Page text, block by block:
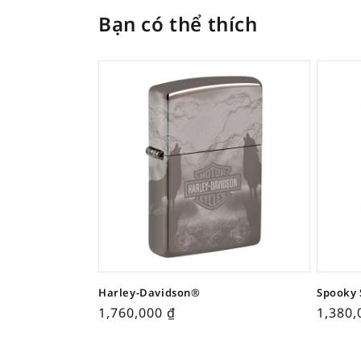
Bạn có thể thích
Harley-Davidson®
1,760,000 ₫
Spooky